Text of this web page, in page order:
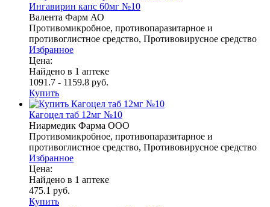
Ингавирин капс 60мг №10
Валента Фарм АО
Противомикробное, противопаразитарное и
противоглистное средство, Противовирусное средство
Избранное
Цена:
Найдено в 1 аптеке
1091.7 - 1159.8 руб.
Купить
Кагоцел таб 12мг №10
Ниармедик Фарма ООО
Противомикробное, противопаразитарное и
противоглистное средство, Противовирусное средство
Избранное
Цена:
Найдено в 1 аптеке
475.1 руб.
Купить